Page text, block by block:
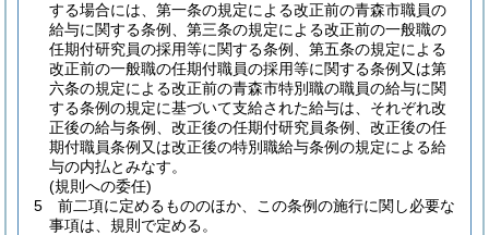
する場合には、第一条の規定による改正前の青森市職員の
給与に関する条例、第三条の規定による改正前の一般職の
任期付研究員の採用等に関する条例、第五条の規定による
改正前の一般職の任期付職員の採用等に関する条例又は第
六条の規定による改正前の青森市特別職の職員の給与に関
する条例の規定に基づいて支給された給与は、それぞれ改
正後の給与条例、改正後の任期付研究員条例、改正後の任
期付職員条例又は改正後の特別職給与条例の規定による給
与の内払とみなす。
(規則への委任)
5
前二項に定めるもののほか、この条例の施行に関し必要な
事項は、規則で定める。